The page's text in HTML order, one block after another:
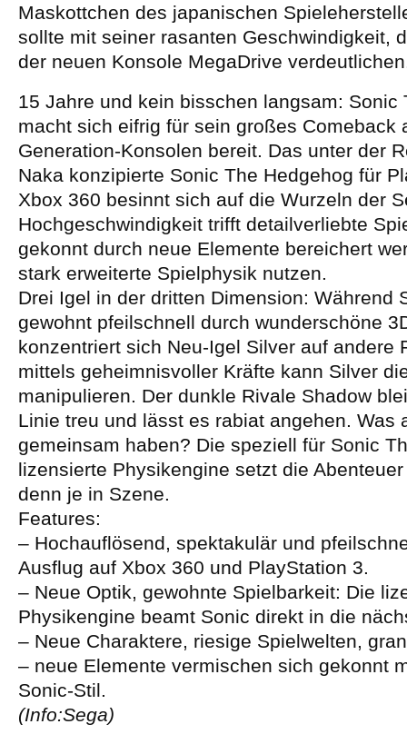
Maskottchen des japanischen
sollte mit seiner rasanten Geschwindigkeit,
der neuen Konsole MegaDrive
15 Jahre und kein bisschen langsam: Sonic
macht sich eifrig für sein großes Comeback
Generation-Konsolen bereit. Das unter der
Naka konzipierte Sonic The Hedgehog für
Xbox 360 besinnt sich auf die Wurzeln der
Hochgeschwindigkeit trifft detailverliebte
gekonnt durch neue Elemente bereichert
stark erweiterte Spielphysik nutzen.
Drei Igel in der dritten Dimension: Während
gewohnt pfeilschnell durch wunderschöne
konzentriert sich Neu-Igel Silver auf andere
mittels geheimnisvoller Kräfte kann Silver
manipulieren. Der dunkle Rivale Shadow
Linie treu und lässt es rabiat angehen. Was
gemeinsam haben? Die speziell für Sonic
lizensierte Physikengine setzt die
denn je in Szene.
Features:
– Hochauflösend, spektakulär und
Ausflug auf Xbox 360 und PlayStation 3.
– Neue Optik, gewohnte Spielbarkeit: Die
Physikengine beamt Sonic direkt in die
– Neue Charaktere, riesige Spielwelten,
– neue Elemente vermischen sich gekonnt
Sonic-Stil.
(Info:Sega)